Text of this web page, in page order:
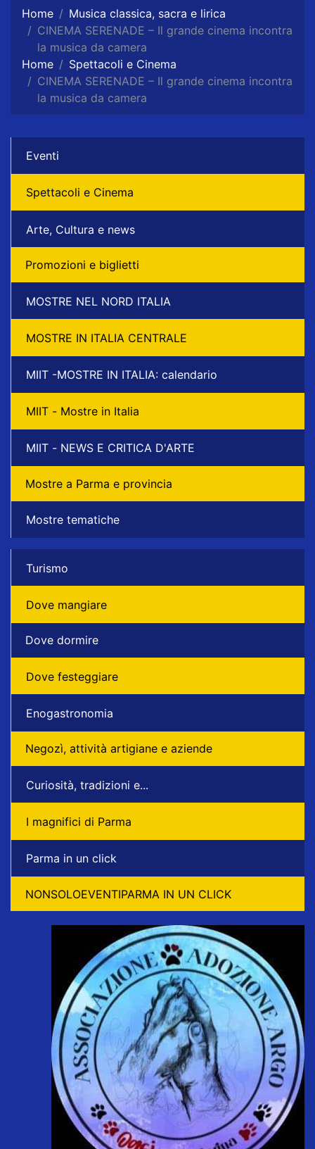
Home
Musica classica, sacra e lirica
CINEMA SERENADE – Il grande cinema incontra
la musica da camera
Home
Spettacoli e Cinema
CINEMA SERENADE – Il grande cinema incontra
la musica da camera
Eventi
Spettacoli e Cinema
Arte, Cultura e news
Promozioni e biglietti
MOSTRE NEL NORD ITALIA
MOSTRE IN ITALIA CENTRALE
MIIT -MOSTRE IN ITALIA: calendario
MIIT - Mostre in Italia
MIIT - NEWS E CRITICA D'ARTE
Mostre a Parma e provincia
Mostre tematiche
Turismo
Dove mangiare
Dove dormire
Dove festeggiare
Enogastronomia
Negozì, attività artigiane e aziende
Curiosità, tradizioni e...
I magnifici di Parma
Parma in un click
NONSOLOEVENTIPARMA IN UN CLICK